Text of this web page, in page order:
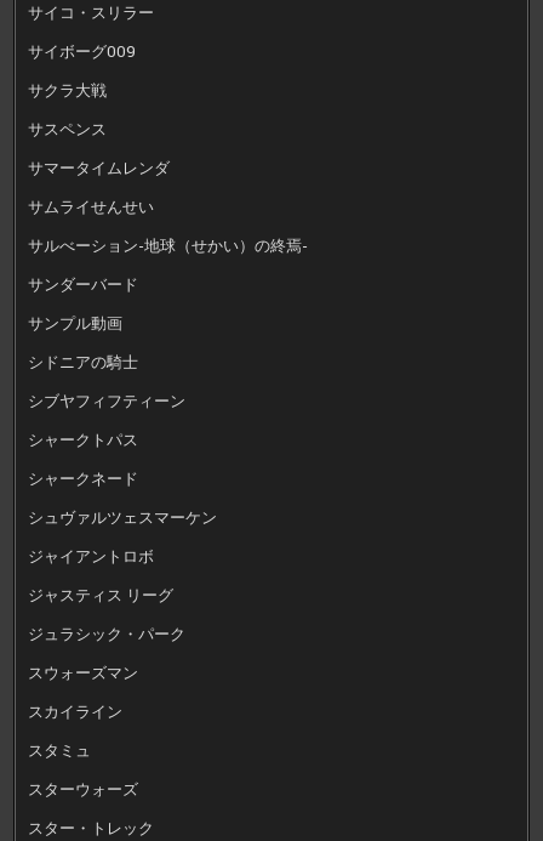
サイコ・スリラー
サイボーグ009
サクラ大戦
サスペンス
サマータイムレンダ
サムライせんせい
サルべーション-地球（せかい）の終焉-
サンダーバード
サンプル動画
シドニアの騎士
シブヤフィフティーン
シャークトパス
シャークネード
シュヴァルツェスマーケン
ジャイアントロボ
ジャスティス リーグ
ジュラシック・パーク
スウォーズマン
スカイライン
スタミュ
スターウォーズ
スター・トレック